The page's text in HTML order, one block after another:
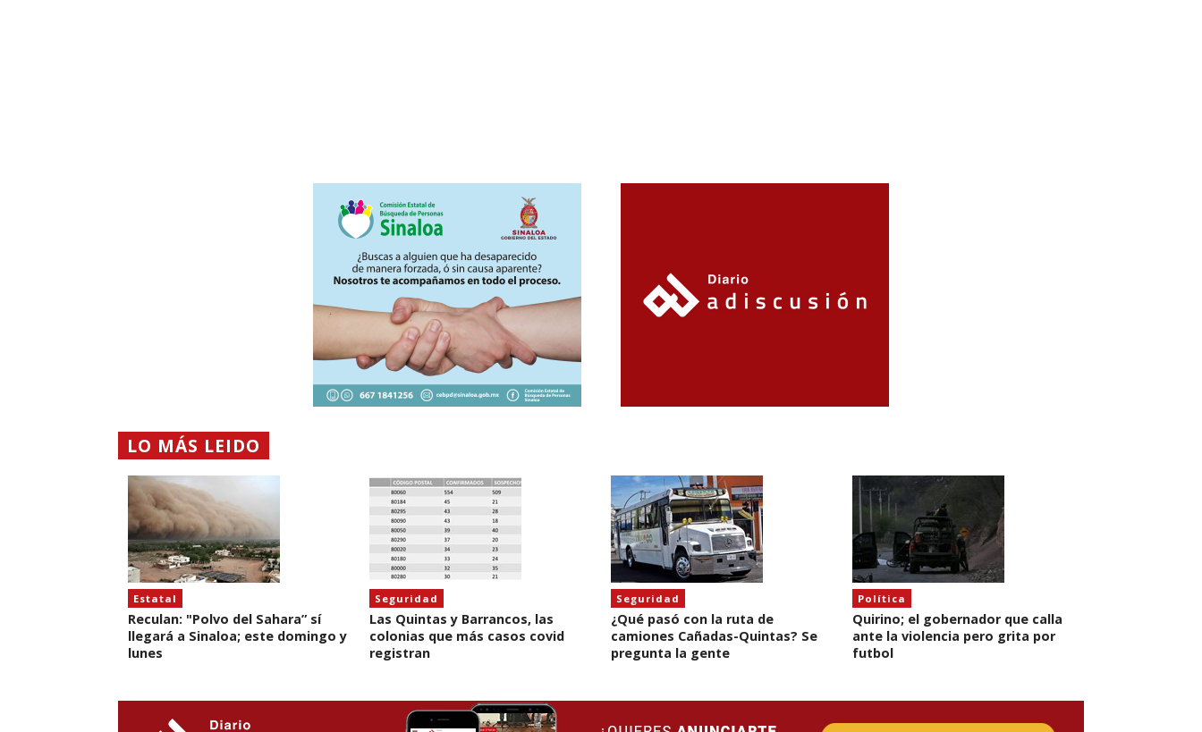
LO MÁS LEIDO
Estatal
Reculan: "Polvo del Sahara” sí
llegará a Sinaloa; este domingo y
lunes
Seguridad
Las Quintas y Barrancos, las
colonias que más casos covid
registran
Seguridad
¿Qué pasó con la ruta de
camiones Cañadas-Quintas? Se
pregunta la gente
Política
Quirino; el gobernador que calla
ante la violencia pero grita por
futbol